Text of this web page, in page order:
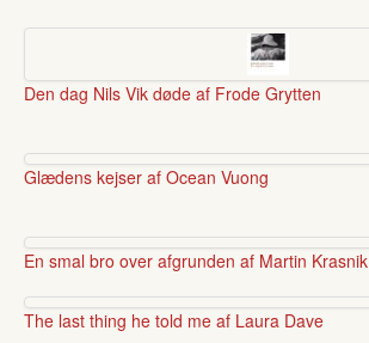
Den dag Nils Vik døde af Frode Grytten
Glædens kejser af Ocean Vuong
En smal bro over afgrunden af Martin Krasnik
The last thing he told me af Laura Dave